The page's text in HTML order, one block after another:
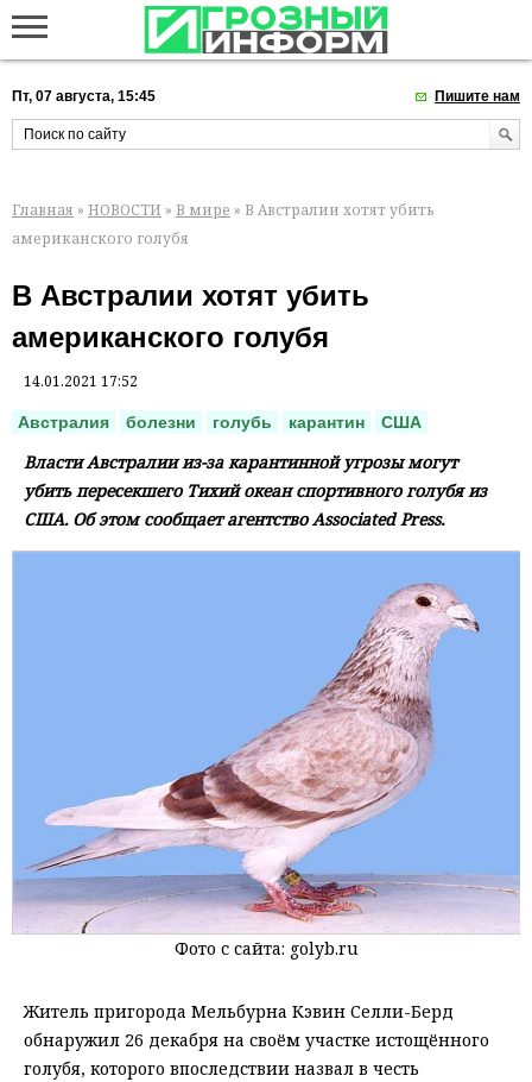
Пт, 07 августа, 15:45 Пишите нам
Главная » НОВОСТИ » В мире » В Австралии хотят убить
американского голубя
В Австралии хотят убить
американского голубя
14.01.2021 17:52
Австралия болезни голубь карантин США
Власти Австралии из-за карантинной угрозы могут
убить пересекшего Тихий океан спортивного голубя из
США. Об этом сообщает агентство Associated Press.
Фото с сайта: golyb.ru
Житель пригорода Мельбурна Кэвин Селли-Берд
обнаружил 26 декабря на своём участке истощённого
голубя, которого впоследствии назвал в честь